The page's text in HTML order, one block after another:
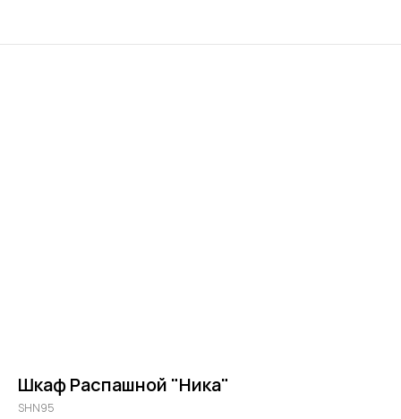
Шкаф Распашной "Ника"
SHN95